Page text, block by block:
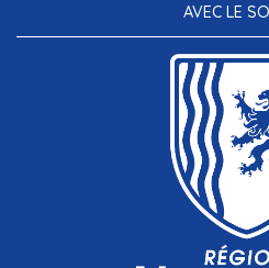
AVEC LE